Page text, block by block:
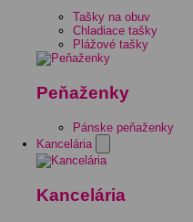
Tašky na obuv
Chladiace tašky
Plážové tašky
Peňaženky
Pánske peňaženky
Kancelária
Kancelária